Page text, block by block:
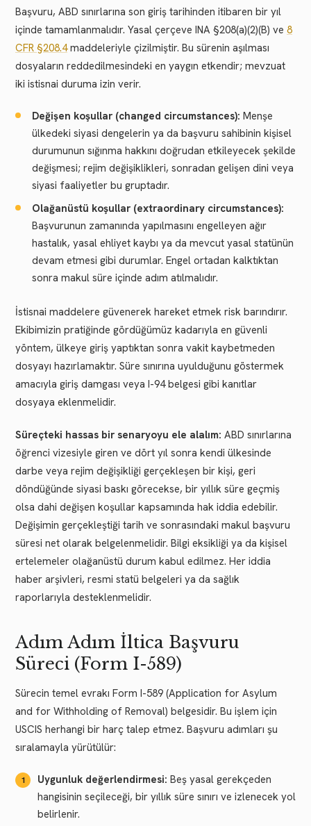
Başvuru, ABD sınırlarına son giriş tarihinden itibaren bir yıl
içinde tamamlanmalıdır. Yasal çerçeve INA §208(a)(2)(B) ve 8
CFR §208.4maddeleriyle çizilmiştir. Bu sürenin aşılması
dosyaların reddedilmesindeki en yaygın etkendir; mevzuat
iki istisnai duruma izin verir.
Değişen koşullar (changed circumstances): Menşe
ülkedeki siyasi dengelerin ya da başvuru sahibinin kişisel
durumunun sığınma hakkını doğrudan etkileyecek şekilde
değişmesi; rejim değişiklikleri, sonradan gelişen dini veya
siyasi faaliyetler bu gruptadır.
Olağanüstü koşullar (extraordinary circumstances):
Başvurunun zamanında yapılmasını engelleyen ağır
hastalık, yasal ehliyet kaybı ya da mevcut yasal statünün
devam etmesi gibi durumlar. Engel ortadan kalktıktan
sonra makul süre içinde adım atılmalıdır.
İstisnai maddelere güvenerek hareket etmek risk barındırır.
Ekibimizin pratiğinde gördüğümüz kadarıyla en güvenli
yöntem, ülkeye giriş yaptıktan sonra vakit kaybetmeden
dosyayı hazırlamaktır. Süre sınırına uyulduğunu göstermek
amacıyla giriş damgası veya I-94 belgesi gibi kanıtlar
dosyaya eklenmelidir.
Süreçteki hassas bir senaryoyu ele alalım: ABD sınırlarına
öğrenci vizesiyle giren ve dört yıl sonra kendi ülkesinde
darbe veya rejim değişikliği gerçekleşen bir kişi, geri
döndüğünde siyasi baskı görecekse, bir yıllık süre geçmiş
olsa dahi değişen koşullar kapsamında hak iddia edebilir.
Değişimin gerçekleştiği tarih ve sonrasındaki makul başvuru
süresi net olarak belgelenmelidir. Bilgi eksikliği ya da kişisel
ertelemeler olağanüstü durum kabul edilmez. Her iddia
haber arşivleri, resmi statü belgeleri ya da sağlık
raporlarıyla desteklenmelidir.
Adım Adım İltica Başvuru
Süreci (Form I-589)
Sürecin temel evrakı Form I-589 (Application for Asylum
and for Withholding of Removal) belgesidir. Bu işlem için
USCIS herhangi bir harç talep etmez. Başvuru adımları şu
sıralamayla yürütülür:
Uygunluk değerlendirmesi: Beş yasal gerekçeden
hangisinin seçileceği, bir yıllık süre sınırı ve izlenecek yol
belirlenir.